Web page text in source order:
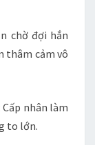
chờ đợi hắn
thâm cảm vô
nhân làm
to lớn.